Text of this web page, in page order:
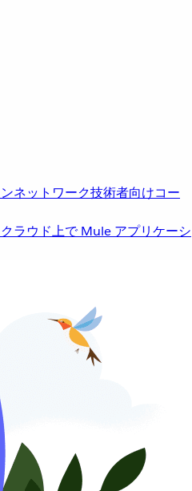
ネットワーク技術者向けコー
ラウド上で Mule アプリケーシ